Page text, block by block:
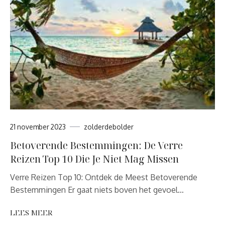
21 november 2023 zolderdebolder
Betoverende Bestemmingen: De Verre
Reizen Top 10 Die Je Niet Mag Missen
Verre Reizen Top 10: Ontdek de Meest Betoverende
Bestemmingen Er gaat niets boven het gevoel…
LEES MEER